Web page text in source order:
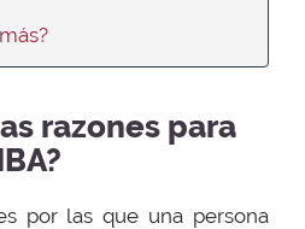
razones para
por las que una persona